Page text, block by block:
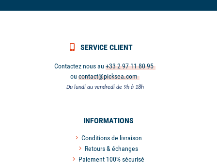
SERVICE CLIENT
Contactez nous au +33 2 97 11 80 95
ou contact@picksea.com
Du lundi au vendredi de 9h à 18h
INFORMATIONS
Conditions de livraison
Retours & échanges
Paiement 100% sécurisé